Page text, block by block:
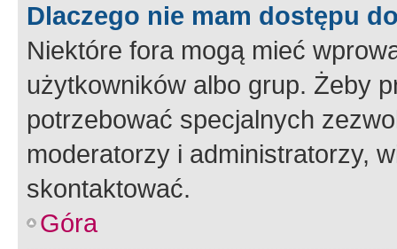
Dlaczego nie mam dostępu
Niektóre fora mogą mieć
użytkowników albo grup. Żeby
potrzebować specjalnych
moderatorzy i administratorzy,
skontaktować.
Góra